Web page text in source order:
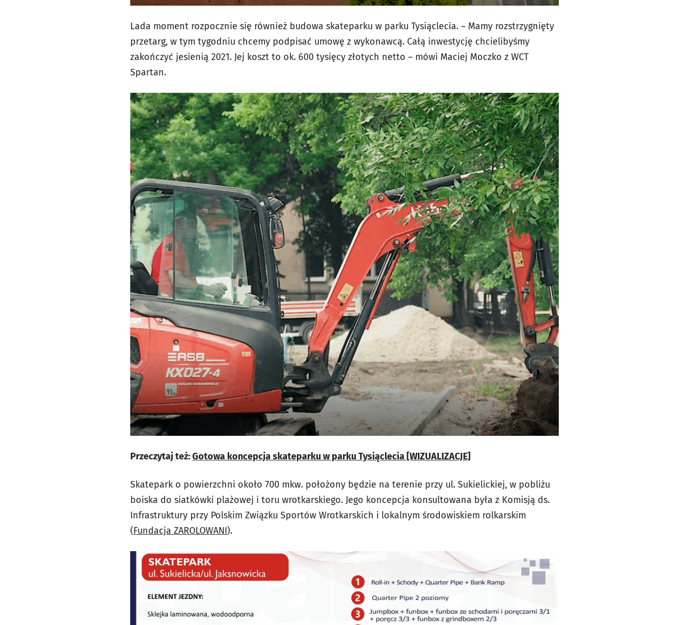
Lada moment rozpocznie się również budowa skateparku w parku Tysiąclecia. – Mamy rozstrzygnięty
przetarg, w tym tygodniu chcemy podpisać umowę z wykonawcą. Całą inwestycję chcielibyśmy
zakończyć jesienią 2021. Jej koszt to ok. 600 tysięcy złotych netto – mówi Maciej Moczko z WCT
Spartan.
Przeczytaj też:Gotowa koncepcja skateparku w parku Tysiąclecia [WIZUALIZACJE]
Skatepark o powierzchni około 700 mkw. położony będzie na terenie przy ul. Sukielickiej, w pobliżu
boiska do siatkówki plażowej i toru wrotkarskiego. Jego koncepcja konsultowana była z Komisją ds.
Infrastruktury przy Polskim Związku Sportów Wrotkarskich i lokalnym środowiskiem rolkarskim
(Fundacja ZAROLOWANI).